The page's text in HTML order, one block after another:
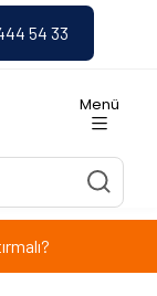
54 33
Menü